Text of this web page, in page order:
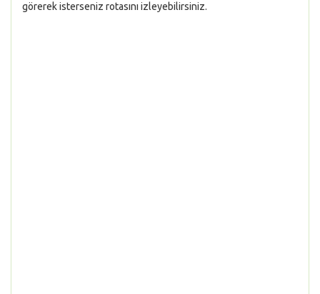
görerek isterseniz rotasını izleyebilirsiniz.